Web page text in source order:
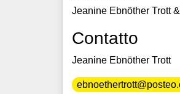
Jeanine Ebnöther Trott
Contatto
Jeanine Ebnöther Trott